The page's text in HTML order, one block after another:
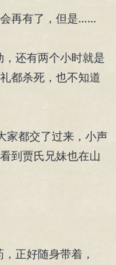
再有了，但是……
还有两个小时就是
都杀死，也不知道
都交了过来，小声
到贾氏兄妹也在山
正好随身带着，